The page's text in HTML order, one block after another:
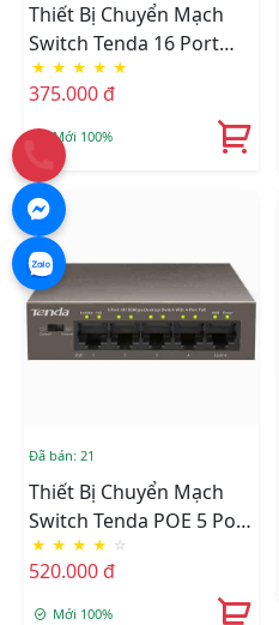
Thiết Bị Chuyển Mạch
Switch Tenda 16 Port
S16(10/100)
★ ★ ★ ★ ★
375.000 đ
Mới 100%
Đã bán: 21
Thiết Bị Chuyển Mạch
Switch Tenda POE 5 Port
TEF1105P(5-Port
100Mbps Với 4 Port PoE)
★ ★ ★ ★ ☆
520.000 đ
Mới 100%